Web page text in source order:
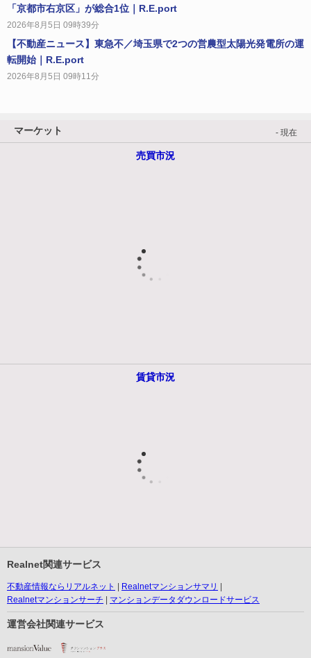
「京都市右京区」が総合1位｜R.E.port
2026年8月5日 09時39分
【不動産ニュース】東急不／埼玉県で2つの営農型太陽光発電所の運
転開始｜R.E.port
2026年8月5日 09時11分
マーケット - 現在
売買市況
賃貸市況
Realnet関連サービス
不動産情報ならリアルネット
Realnetマンションサマリ
Realnetマンションサーチ
マンションデータダウンロードサービス
運営会社関連サービス